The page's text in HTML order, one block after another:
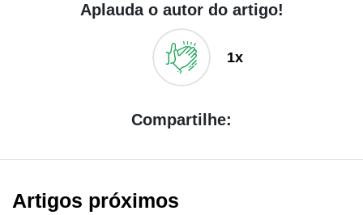
Aplauda o autor do artigo!
1x
Compartilhe:
Artigos próximos